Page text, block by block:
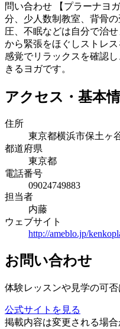
問い合わせ 【プラーナヨ
分、少人数制教室、背骨
圧、不眠などは自分で治
から緊張をほぐしストレ
感覚でリラックスを確認
きるヨガです。
アクセス・基本
住所
東京都横浜市保土ヶ
都道府県
東京都
電話番号
09024749883
担当者
内藤
ウェブサイト
http://ameblo.jp/
お問い合わせ
体験レッスンや見学の可
公式サイトを見る
掲載内容は変更される場